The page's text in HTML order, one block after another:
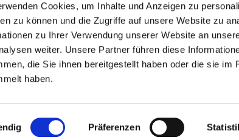
Cookies, um Inhalte und Anzeigen zu
zu können und die Zugriffe auf unsere Website zu
zu Ihrer Verwendung unserer Website an
weiter. Unsere Partner führen diese
die Sie ihnen bereitgestellt haben oder die sie im
haben.
Präferenzen
 pfarrbuero@sankthelena.de
 webteam@sankthelena.de